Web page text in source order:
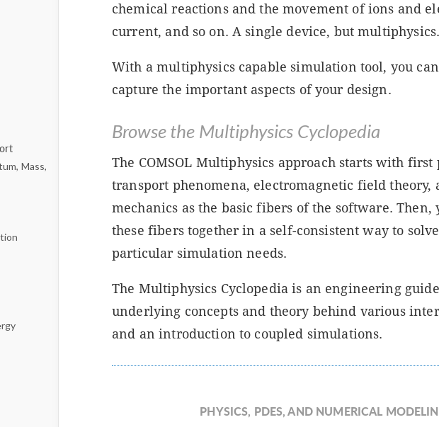
Mass,
chemical reactions and the movement of ions and
current, and so on. A single device, but multiphysics.
With a multiphysics capable simulation tool, you
capture the important aspects of your design.
Browse the Multiphysics Cyclopedia
The COMSOL Multiphysics approach starts with
transport phenomena, electromagnetic field theory,
mechanics as the basic fibers of the software. Then,
these fibers together in a self-consistent way to
particular simulation needs.
The Multiphysics Cyclopedia is an engineering
underlying concepts and theory behind various
and an introduction to coupled simulations.
PHYSICS, PDES, AND NUMERICAL